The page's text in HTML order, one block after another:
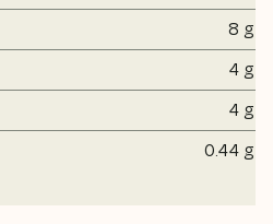
8 g
4 g
4 g
0.44 g